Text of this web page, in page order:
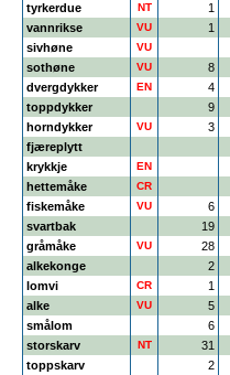
tyrkerdue
NT 1
vannrikse
VU 1
sivhøne
VU
sothøne
VU 8
dvergdykker
EN 4
toppdykker
9
horndykker
VU 3
fjæreplytt
krykkje
EN
hettemåke
CR
fiskemåke
VU 6
svartbak
19
gråmåke
VU 28
alkekonge
2
lomvi
CR 1
alke
VU 5
smålom
6
storskarv
NT 31
toppskarv
2